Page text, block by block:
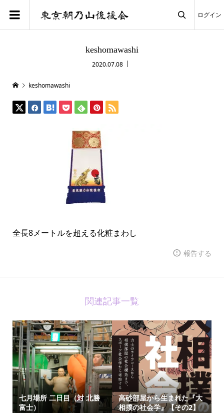
ログイン
keshomawashi
2020.07.08
keshomawashi
全長8メートルを超える化粧まわし
報告する
関連記事一覧
七月場所 二日目（対 北勝
富士）
高砂部屋から生まれた『大
相撲の社会学』【その2】